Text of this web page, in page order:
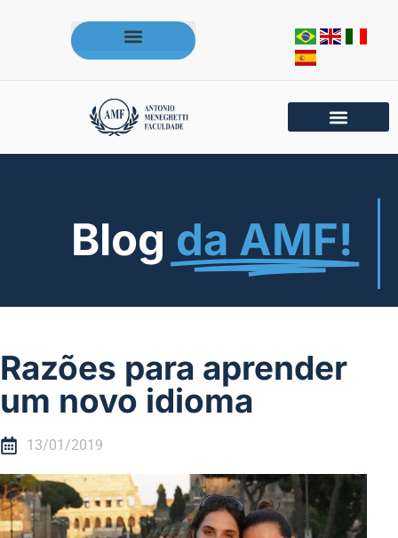
Blog da AMF!
Razões para aprender
um novo idioma
13/01/2019